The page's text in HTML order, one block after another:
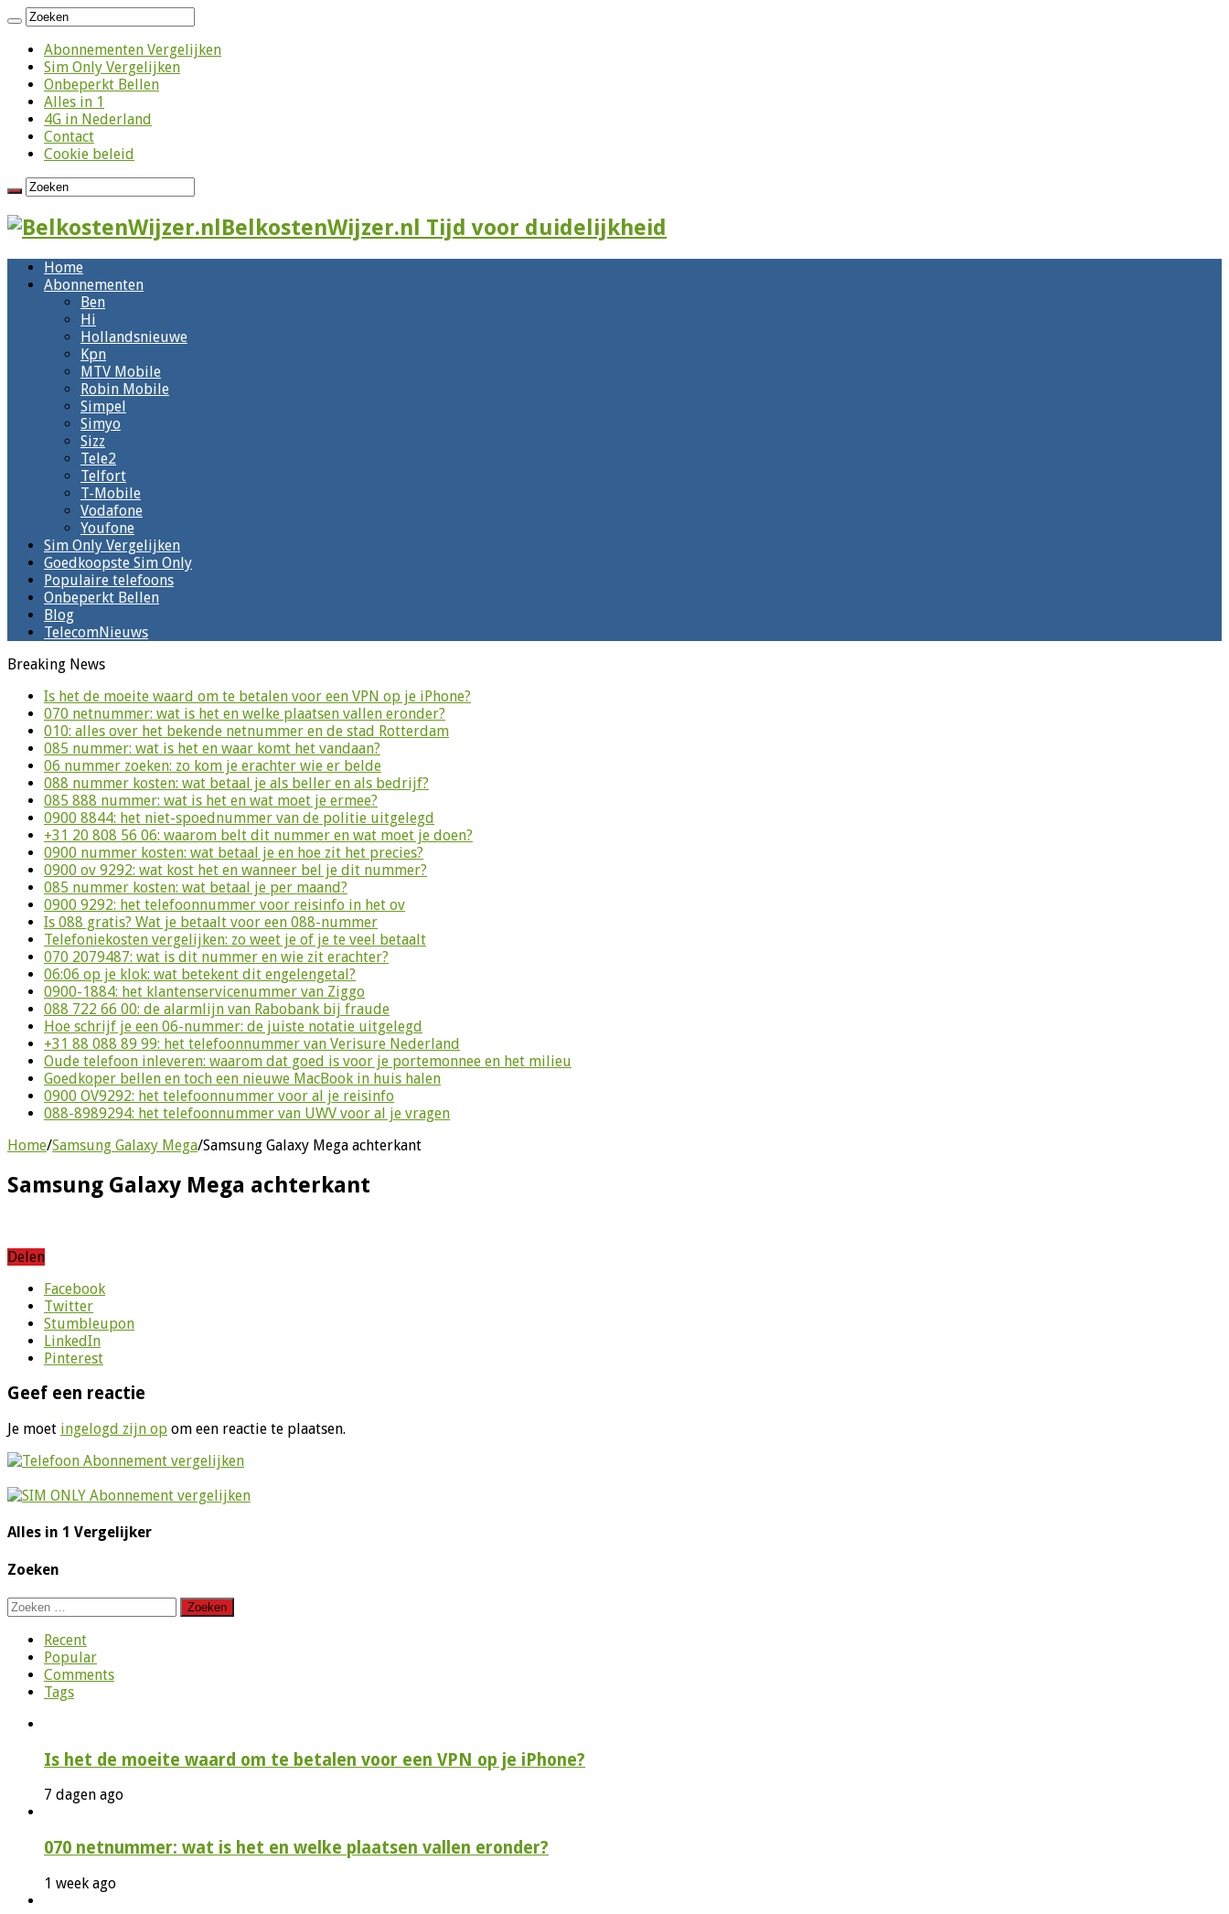
Abonnementen Vergelijken
Sim Only Vergelijken
Onbeperkt Bellen
Alles in 1
4G in Nederland
Contact
Cookie beleid
BelkostenWijzer.nl Tijd voor duidelijkheid
Home
Abonnementen
Ben
Hi
Hollandsnieuwe
Kpn
MTV Mobile
Robin Mobile
Simpel
Simyo
Sizz
Tele2
Telfort
T-Mobile
Vodafone
Youfone
Sim Only Vergelijken
Goedkoopste Sim Only
Populaire telefoons
Onbeperkt Bellen
Blog
TelecomNieuws
Breaking News
Is het de moeite waard om te betalen voor een VPN op je iPhone?
070 netnummer: wat is het en welke plaatsen vallen eronder?
010: alles over het bekende netnummer en de stad Rotterdam
085 nummer: wat is het en waar komt het vandaan?
06 nummer zoeken: zo kom je erachter wie er belde
088 nummer kosten: wat betaal je als beller en als bedrijf?
085 888 nummer: wat is het en wat moet je ermee?
0900 8844: het niet-spoednummer van de politie uitgelegd
+31 20 808 56 06: waarom belt dit nummer en wat moet je doen?
0900 nummer kosten: wat betaal je en hoe zit het precies?
0900 ov 9292: wat kost het en wanneer bel je dit nummer?
085 nummer kosten: wat betaal je per maand?
0900 9292: het telefoonnummer voor reisinfo in het ov
Is 088 gratis? Wat je betaalt voor een 088-nummer
Telefoniekosten vergelijken: zo weet je of je te veel betaalt
070 2079487: wat is dit nummer en wie zit erachter?
06:06 op je klok: wat betekent dit engelengetal?
0900-1884: het klantenservicenummer van Ziggo
088 722 66 00: de alarmlijn van Rabobank bij fraude
Hoe schrijf je een 06-nummer: de juiste notatie uitgelegd
+31 88 088 89 99: het telefoonnummer van Verisure Nederland
Oude telefoon inleveren: waarom dat goed is voor je portemonnee en het milieu
Goedkoper bellen en toch een nieuwe MacBook in huis halen
0900 OV9292: het telefoonnummer voor al je reisinfo
088-8989294: het telefoonnummer van UWV voor al je vragen
Home/Samsung Galaxy Mega/Samsung Galaxy Mega achterkant
Samsung Galaxy Mega achterkant
Delen
Facebook
Twitter
Stumbleupon
LinkedIn
Pinterest
Geef een reactie
Je moet ingelogd zijn op om een reactie te plaatsen.
Alles in 1 Vergelijker
Zoeken
Zoeken
naar:
Recent
Popular
Comments
Tags
Is het de moeite waard om te betalen voor een VPN op je iPhone?
7 dagen ago
070 netnummer: wat is het en welke plaatsen vallen eronder?
1 week ago